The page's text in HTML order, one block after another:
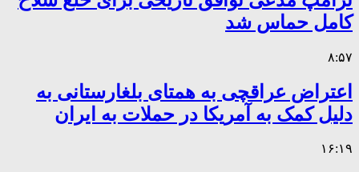
کامل حماس شد
۸:۵۷
اعتراض عراقچی به همتای بلغارستانی به
دلیل کمک به آمریکا در حملات به ایران
۱۶:۱۹